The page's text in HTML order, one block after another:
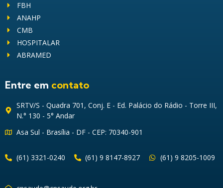
FBH
ANAHP
CMB
HOSPITALAR
ABRAMED
Entre em contato
SRTV/S - Quadra 701, Conj. E - Ed. Palácio do Rádio - Torre III,
N.° 130 - 5° Andar
Asa Sul - Brasília - DF - CEP: 70340-901
(61) 3321-0240 (61) 9 8147-8927 (61) 9 8205-1009